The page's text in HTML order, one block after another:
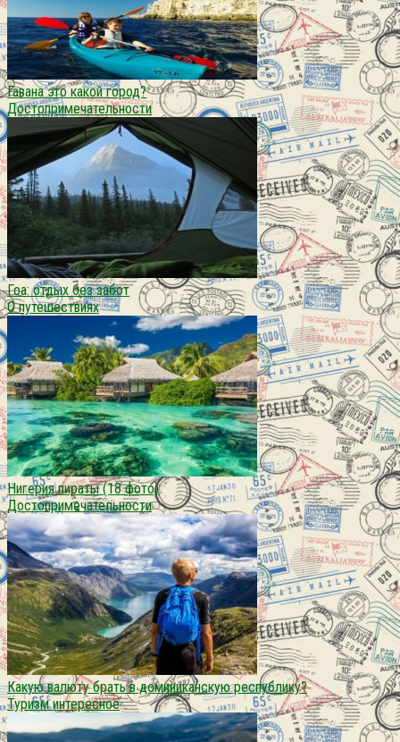
Гавана это какой город?
Достопримечательности
Гоа: отдых без забот
О путешествиях
Нигерия пираты (18 фото)
Достопримечательности
Какую валюту брать в доминиканскую республику?
Туризм интересное